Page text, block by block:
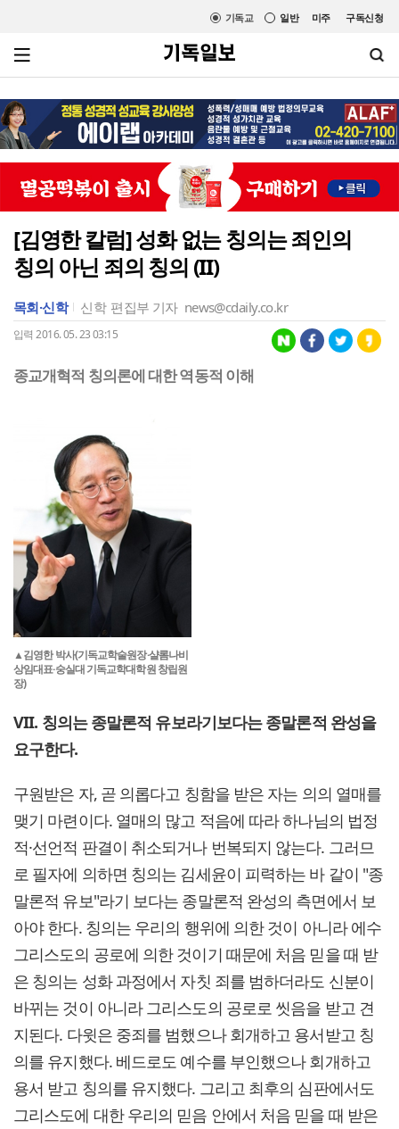
미주 구독신청
일반
기독교
[김영한 칼럼] 성화 없는 칭의는 죄인의
칭의 아닌 죄의 칭의 (II)
목회·신학 신학 편집부 기자 news@cdaily.co.kr
입력 2016. 05. 23 03:15
종교개혁적 칭의론에 대한 역동적 이해
▲김영한 박사(기독교학술원장·샬롬나비
상임대표·숭실대 기독교학대학원 창립원
장)
VII. 칭의는 종말론적 유보라기보다는 종말론적 완성을
요구한다.
구원받은 자, 곧 의롭다고 칭함을 받은 자는 의의 열매를
맺기 마련이다. 열매의 많고 적음에 따라 하나님의 법정
적·선언적 판결이 취소되거나 번복되지 않는다. 그러므
로 필자에 의하면 칭의는 김세윤이 피력하는 바 같이 "종
말론적 유보"라기 보다는 종말론적 완성의 측면에서 보
아야 한다. 칭의는 우리의 행위에 의한 것이 아니라 에수
그리스도의 공로에 의한 것이기 때문에 처음 믿을 때 받
은 칭의는 성화 과정에서 자칫 죄를 범하더라도 신분이
바뀌는 것이 아니라 그리스도의 공로로 씻음을 받고 견
지된다. 다윗은 중죄를 범했으나 회개하고 용서받고 칭
의를 유지했다. 베드로도 예수를 부인했으나 회개하고
용서 받고 칭의를 유지했다. 그리고 최후의 심판에서도
그리스도에 대한 우리의 믿음 안에서 처음 믿을 때 받은